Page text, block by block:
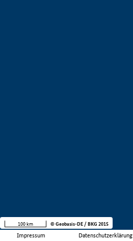
Impressum Datenschutzerklärung
100 km © Geobasis-DE / BKG 2015